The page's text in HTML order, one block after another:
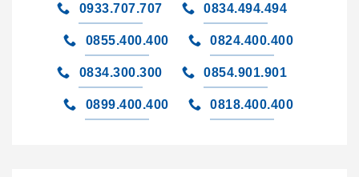
0933.707.707 0834.494.494
0855.400.400 0824.400.400
0834.300.300 0854.901.901
0899.400.400 0818.400.400